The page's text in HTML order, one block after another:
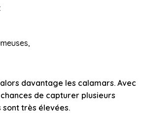
davantage les calamars. Avec
de capturer plusieurs
sont très élevées.